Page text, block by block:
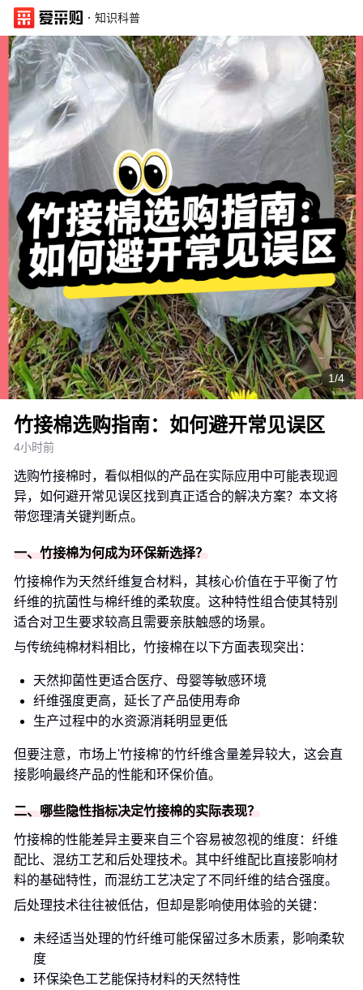
· 知识科普
1/4
竹接棉选购指南：如何避开常见误区
4小时前
选购竹接棉时，看似相似的产品在实际应用中可能表现迥
异，如何避开常见误区找到真正适合的解决方案？本文将
带您理清关键判断点。
一、竹接棉为何成为环保新选择？
竹接棉作为天然纤维复合材料，其核心价值在于平衡了竹
纤维的抗菌性与棉纤维的柔软度。这种特性组合使其特别
适合对卫生要求较高且需要亲肤触感的场景。
与传统纯棉材料相比，竹接棉在以下方面表现突出：
天然抑菌性更适合医疗、母婴等敏感环境
纤维强度更高，延长了产品使用寿命
生产过程中的水资源消耗明显更低
但要注意，市场上'竹接棉'的竹纤维含量差异较大，这会直
接影响最终产品的性能和环保价值。
二、哪些隐性指标决定竹接棉的实际表现？
竹接棉的性能差异主要来自三个容易被忽视的维度：纤维
配比、混纺工艺和后处理技术。其中纤维配比直接影响材
料的基础特性，而混纺工艺决定了不同纤维的结合强度。
后处理技术往往被低估，但却是影响使用体验的关键：
未经适当处理的竹纤维可能保留过多木质素，影响柔软
度
环保染色工艺能保持材料的天然特性